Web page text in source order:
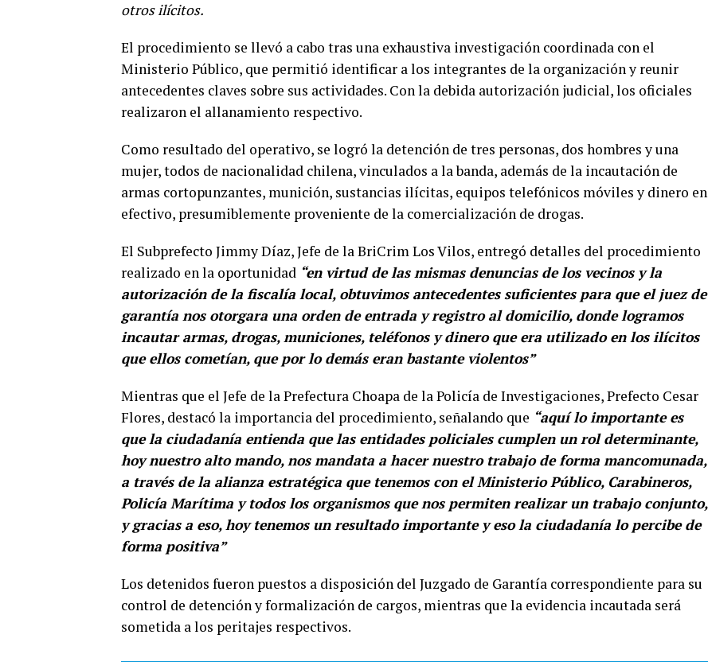
otros ilícitos.
El procedimiento se llevó a cabo tras una exhaustiva investigación coordinada con el
Ministerio Público, que permitió identificar a los integrantes de la organización y reunir
antecedentes claves sobre sus actividades. Con la debida autorización judicial, los oficiales
realizaron el allanamiento respectivo.
Como resultado del operativo, se logró la detención de tres personas, dos hombres y una
mujer, todos de nacionalidad chilena, vinculados a la banda, además de la incautación de
armas cortopunzantes, munición, sustancias ilícitas, equipos telefónicos móviles y dinero en
efectivo, presumiblemente proveniente de la comercialización de drogas.
El Subprefecto Jimmy Díaz, Jefe de la BriCrim Los Vilos, entregó detalles del procedimiento
realizado en la oportunidad “en virtud de las mismas denuncias de los vecinos y la
autorización de la fiscalía local, obtuvimos antecedentes suficientes para que el juez de
garantía nos otorgara una orden de entrada y registro al domicilio, donde logramos
incautar armas, drogas, municiones, teléfonos y dinero que era utilizado en los ilícitos
que ellos cometían, que por lo demás eran bastante violentos”
Mientras que el Jefe de la Prefectura Choapa de la Policía de Investigaciones, Prefecto Cesar
Flores, destacó la importancia del procedimiento, señalando que “aquí lo importante es
que la ciudadanía entienda que las entidades policiales cumplen un rol determinante,
hoy nuestro alto mando, nos mandata a hacer nuestro trabajo de forma mancomunada,
a través de la alianza estratégica que tenemos con el Ministerio Público, Carabineros,
Policía Marítima y todos los organismos que nos permiten realizar un trabajo conjunto,
y gracias a eso, hoy tenemos un resultado importante y eso la ciudadanía lo percibe de
forma positiva”
Los detenidos fueron puestos a disposición del Juzgado de Garantía correspondiente para su
control de detención y formalización de cargos, mientras que la evidencia incautada será
sometida a los peritajes respectivos.